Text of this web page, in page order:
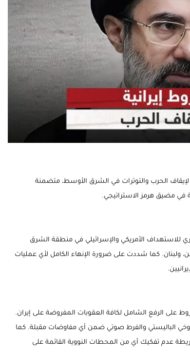
لرعاية القاصرين في سبتة
وطني جراء ارتفاع أسعار الوقود
استنفار أمني والوقاية المدنية تتدخل
الإقليم تحت مجهر مطالب الشارع
الحرب والتوترات في الشرق الأوسط، متضمنة
في مضيق هرمز الاستراتيجي.
للاستهداف الأمريكي والإسرائيلي في منطقة الشرق
ولبنان. كما شددت على ضرورة الإنهاء الكامل لأي عمليات
الرفع الشامل لكافة العقوبات المفروضة على إيران.
الباليستي والفرط صوتي ضمن أي مفاوضات مقبلة. كما
عدم تفكيك أي من المحطات النووية القائمة على